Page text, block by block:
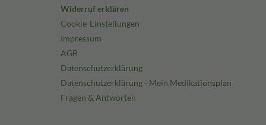
Widerruf erklären
Cookie-Einstellungen
Impressum
AGB
Datenschutzerklärung
Datenschutzerklärung - Mein Medikationsplan
Fragen & Antworten